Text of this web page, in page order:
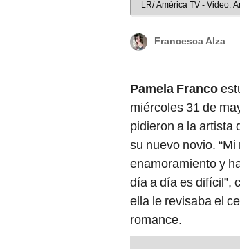
LR/ América TV - Video:
Francesca Alza
Pamela Franco
miércoles 31 de
pidieron a la artista
su nuevo novio.
enamoramiento y
día a día es difícil”,
ella le revisaba el
romance.